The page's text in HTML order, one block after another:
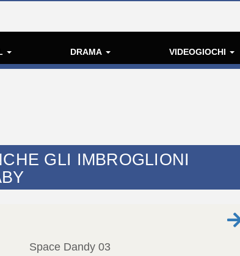
DRAMA VIDEOGIOCHI
GLI IMBROGLIONI
Space Dandy03